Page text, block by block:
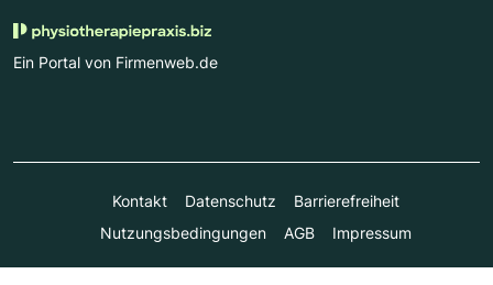
Ein Portal von Firmenweb.de
Kontakt Datenschutz
Barrierefreiheit
Nutzungsbedingungen
AGB Impressum